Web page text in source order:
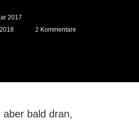
2017
2 Kommentareon
aber bald dran,